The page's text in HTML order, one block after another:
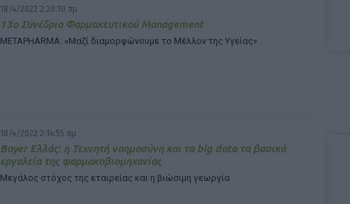
18/4/2022 2:20:10 πμ
13ο Συνέδριο Φαρμακευτικού Management
METAPHARMA: «Μαζί διαμορφώνουμε το Μέλλον της Υγείας»
18/4/2022 2:14:55 πμ
Bayer Ελλάς: η Τεχνητή νοημοσύνη και τα big data τα βασικά
εργαλεία της φαρμακοβιομηχανίας
Μεγάλος στόχος της εταιρείας και η βιώσιμη γεωργία